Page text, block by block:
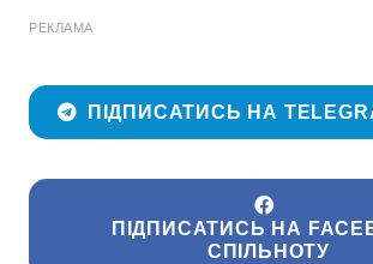
РЕКЛАМА
ПІДПИСАТИСЬ НА
ПІДПИСАТИСЬ НА
СПІЛЬНОТУ